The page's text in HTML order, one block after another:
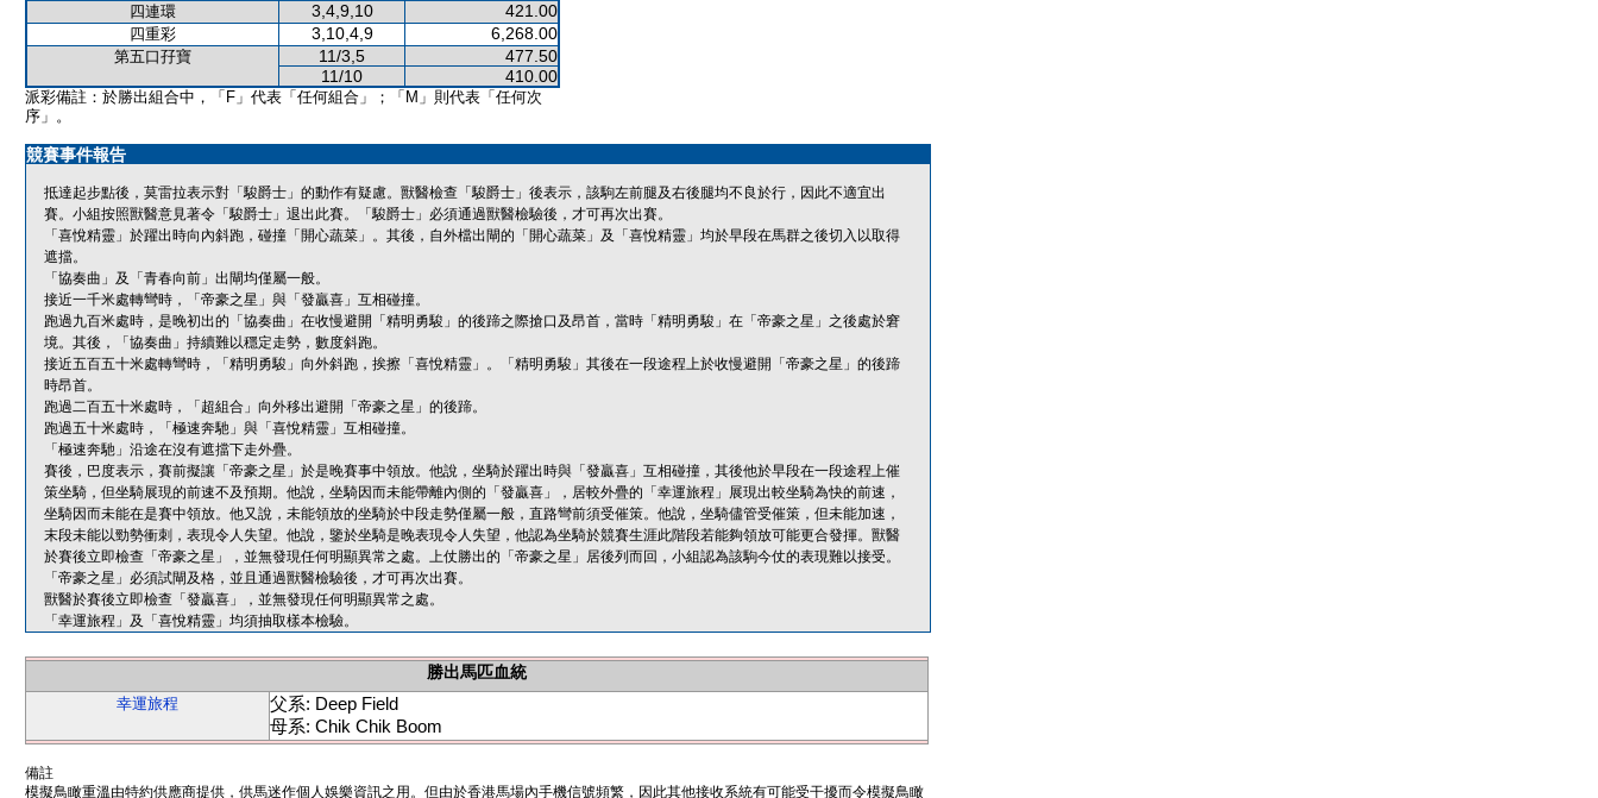
四連環 3,4,9,10 421.00
四重彩 3,10,4,9 6,268.00
第五口孖寶 11/3,5
477.50
11/10
410.00
派彩備註：於勝出組合中，「F」代表「任何組合」；「M」則代表「任何次
序」。
競賽事件報告
抵達起步點後，莫雷拉表示對「駿爵士」的動作有疑慮。獸醫檢查「駿爵士」後表示，該駒左前腿及右後腿均不良於行，因此不適宜出
賽。小組按照獸醫意見著令「駿爵士」退出此賽。「駿爵士」必須通過獸醫檢驗後，才可再次出賽。
「喜悅精靈」於躍出時向內斜跑，碰撞「開心蔬菜」。其後，自外檔出閘的「開心蔬菜」及「喜悅精靈」均於早段在馬群之後切入以取得
遮擋。
「協奏曲」及「青春向前」出閘均僅屬一般。
接近一千米處轉彎時，「帝豪之星」與「發贏喜」互相碰撞。
跑過九百米處時，是晚初出的「協奏曲」在收慢避開「精明勇駿」的後蹄之際搶口及昂首，當時「精明勇駿」在「帝豪之星」之後處於窘
境。其後，「協奏曲」持續難以穩定走勢，數度斜跑。
接近五百五十米處轉彎時，「精明勇駿」向外斜跑，挨擦「喜悅精靈」。「精明勇駿」其後在一段途程上於收慢避開「帝豪之星」的後蹄
時昂首。
跑過二百五十米處時，「超組合」向外移出避開「帝豪之星」的後蹄。
跑過五十米處時，「極速奔馳」與「喜悅精靈」互相碰撞。
「極速奔馳」沿途在沒有遮擋下走外疊。
賽後，巴度表示，賽前擬讓「帝豪之星」於是晚賽事中領放。他說，坐騎於躍出時與「發贏喜」互相碰撞，其後他於早段在一段途程上催
策坐騎，但坐騎展現的前速不及預期。他說，坐騎因而未能帶離內側的「發贏喜」，居較外疊的「幸運旅程」展現出較坐騎為快的前速，
坐騎因而未能在是賽中領放。他又說，未能領放的坐騎於中段走勢僅屬一般，直路彎前須受催策。他說，坐騎儘管受催策，但未能加速，
末段未能以勁勢衝刺，表現令人失望。他說，鑒於坐騎是晚表現令人失望，他認為坐騎於競賽生涯此階段若能夠領放可能更合發揮。獸醫
於賽後立即檢查「帝豪之星」，並無發現任何明顯異常之處。上仗勝出的「帝豪之星」居後列而回，小組認為該駒今仗的表現難以接受。
「帝豪之星」必須試閘及格，並且通過獸醫檢驗後，才可再次出賽。
獸醫於賽後立即檢查「發贏喜」，並無發現任何明顯異常之處。
「幸運旅程」及「喜悅精靈」均須抽取樣本檢驗。
勝出馬匹血統
幸運旅程
父系: Deep Field
母系: Chik Chik Boom
備註
模擬鳥瞰重溫由特約供應商提供，供馬迷作個人娛樂資訊之用。但由於香港馬場內手機信號頻繁，因此其他接收系統有可能受干擾而令模擬鳥瞰